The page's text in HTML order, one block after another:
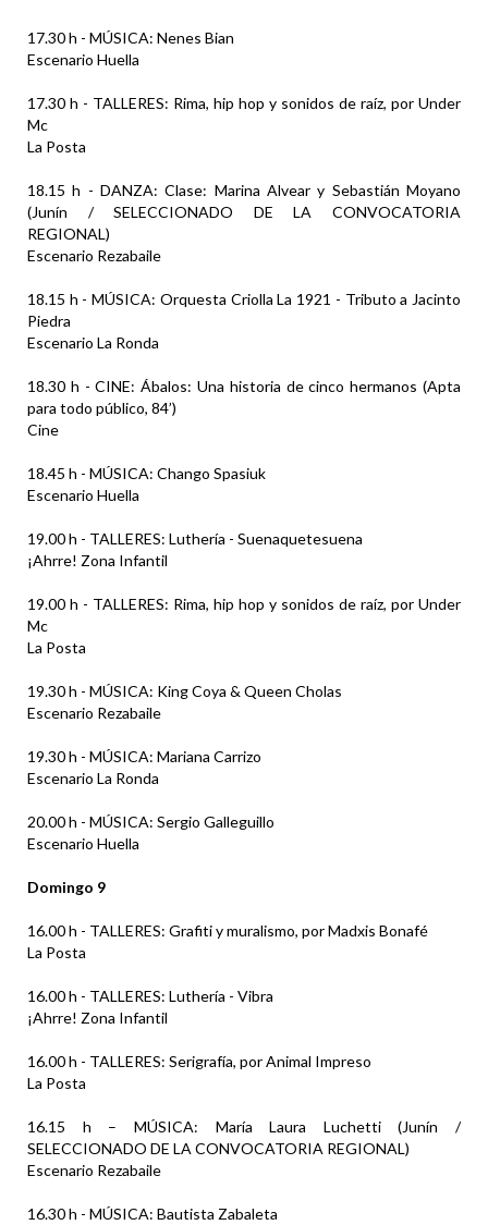
17.30 h - MÚSICA: Nenes Bian
Escenario Huella
17.30 h - TALLERES: Rima, hip hop y sonidos de raíz, por Under
Mc
La Posta
18.15 h - DANZA: Clase: Marina Alvear y Sebastián Moyano
(Junín / SELECCIONADO DE LA CONVOCATORIA
REGIONAL)
Escenario Rezabaile
18.15 h - MÚSICA: Orquesta Criolla La 1921 - Tributo a Jacinto
Piedra
Escenario La Ronda
18.30 h - CINE: Ábalos: Una historia de cinco hermanos (Apta
para todo público, 84’)
Cine
18.45 h - MÚSICA: Chango Spasiuk
Escenario Huella
19.00 h - TALLERES: Luthería - Suenaquetesuena
¡Ahrre! Zona Infantil
19.00 h - TALLERES: Rima, hip hop y sonidos de raíz, por Under
Mc
La Posta
19.30 h - MÚSICA: King Coya & Queen Cholas
Escenario Rezabaile
19.30 h - MÚSICA: Mariana Carrizo
Escenario La Ronda
20.00 h - MÚSICA: Sergio Galleguillo
Escenario Huella
Domingo 9
16.00 h - TALLERES: Grafiti y muralismo, por Madxis Bonafé
La Posta
16.00 h - TALLERES: Luthería - Vibra
¡Ahrre! Zona Infantil
16.00 h - TALLERES: Serigrafía, por Animal Impreso
La Posta
16.15 h – MÚSICA: María Laura Luchetti (Junín /
SELECCIONADO DE LA CONVOCATORIA REGIONAL)
Escenario Rezabaile
16.30 h - MÚSICA: Bautista Zabaleta